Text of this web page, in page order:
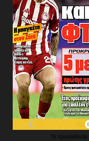
Τα πρωτοσέλιδα